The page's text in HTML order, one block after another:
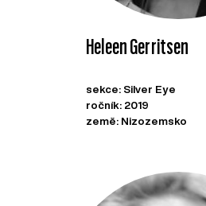
Heleen Gerritsen
sekce: Silver Eye
ročník: 2019
země: Nizozemsko